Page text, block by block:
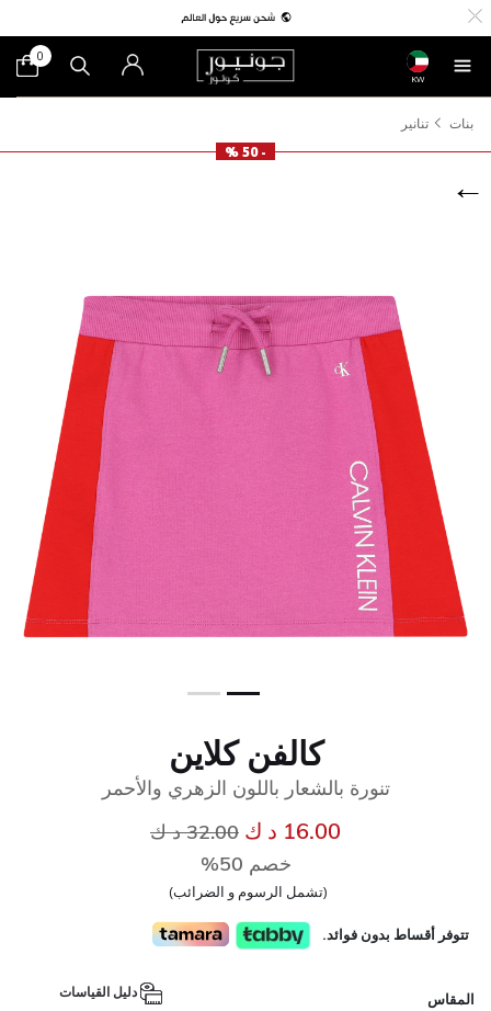
KW
0
بنات
تنانير
- 50 %
كالفن كلاين
تنورة بالشعار باللون الزهري والأحمر
16.00 د ك سعر مخفض من
32.00 د ك
خصم 50%
(تشمل الرسوم و الضرائب)
تتوفر أقساط بدون فوائد.
المقاس